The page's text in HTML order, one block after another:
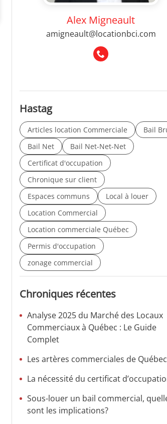
Alex Migneault
amigneault@locationbci.com
Hastag
Articles location Commerciale
Bail
Bail Net
Bail Net-Net-Net
Certificat d'occupation
Chronique sur client
Espaces communs
Local à louer
Location Commercial
Location commerciale Québec
Permis d'occupation
zonage commercial
Chroniques récentes
Analyse 2025 du Marché des Locaux
Commerciaux à Québec : Le Guide
Complet
Les artères commerciales de Québec
La nécessité du certificat
Sous-louer un bail commercial,
sont les implications?